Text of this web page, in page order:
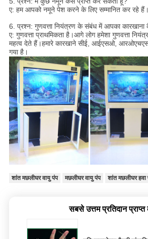
ए: हम आपको नमूने पेश करने के लिए सम्मानित कर रहे हैं।
6. प्रश्न: गुणवत्ता नियंत्रण के संबंध में आपका
ए: गुणवत्ता प्राथमिकता है।आगे लोग हमेशा गुणवत्ता
महत्व देते हैं।हमारे कारखाने सीई, आईएसओ,
गया है।
शांत मछलीघर वायु पंप मछलीघर वायु पंप शांत मछलीघर हवा
सबसे उत्तम प्रतिदान